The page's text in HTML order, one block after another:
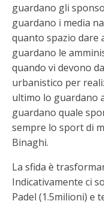
guardano gli
guardano i media
quanto spazio dare
guardano le
quando vi devono
urbanistico per
ultimo lo guardano
guardano quale
sempre lo sport di
Binaghi.
La sfida è
Indicativamente ci
Padel (1.5milioni) e